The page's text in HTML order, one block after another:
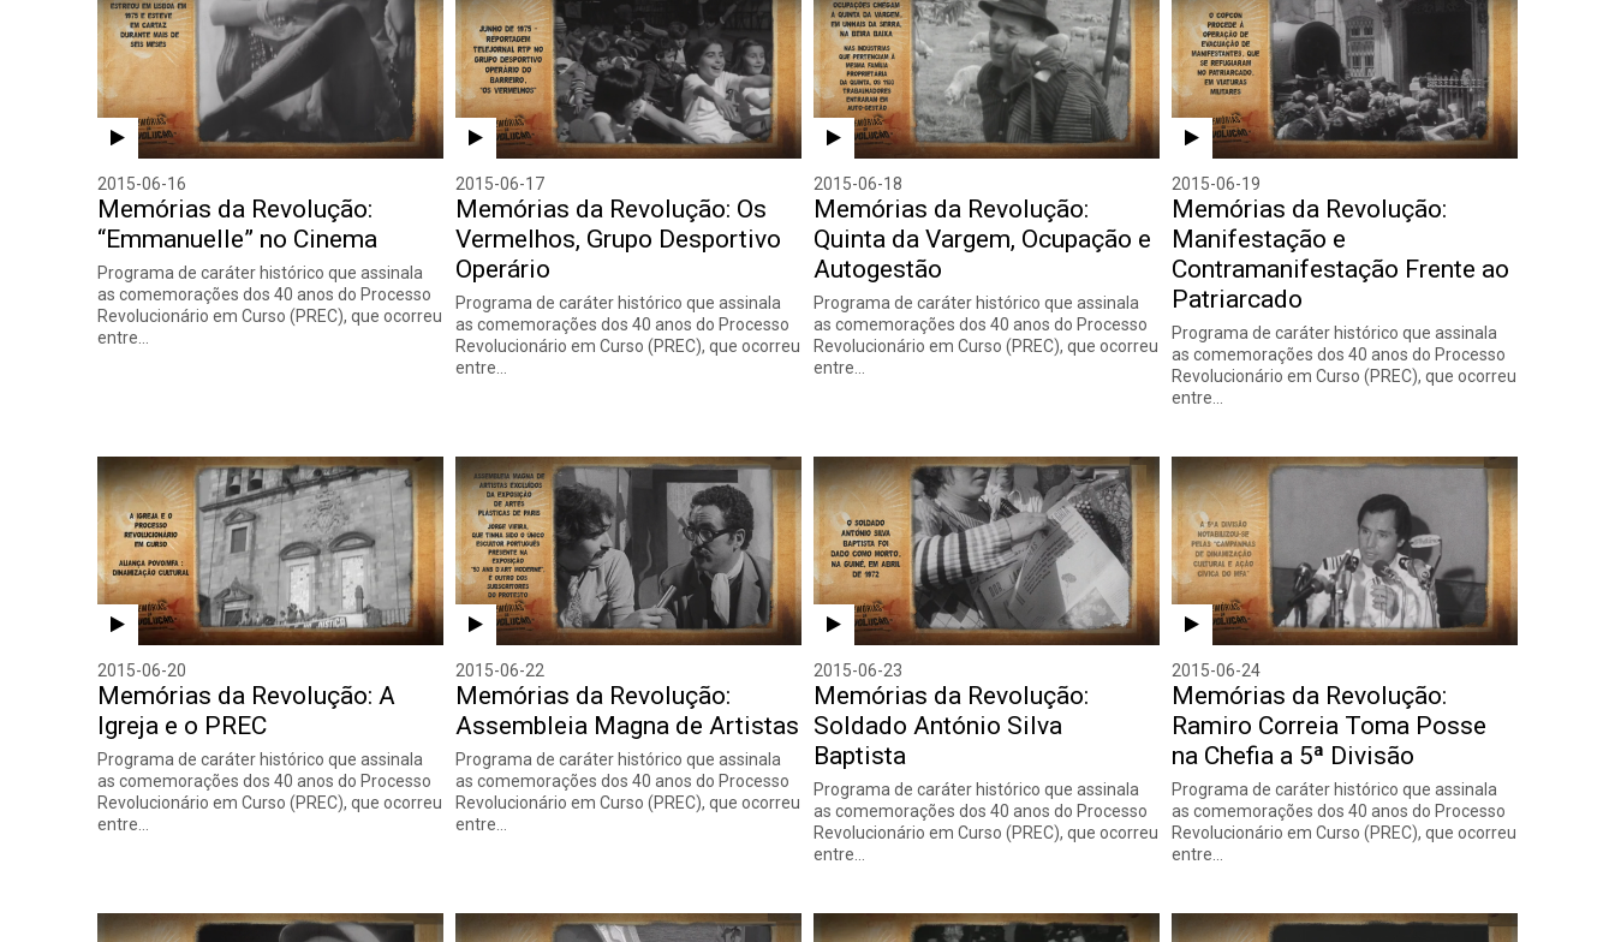
2015-06-16
Memórias da Revolução:
“Emmanuelle” no Cinema
Programa de caráter histórico que assinala
as comemorações dos 40 anos do Processo
Revolucionário em Curso (PREC), que ocorreu
entre…
2015-06-17
Memórias da Revolução: Os
Vermelhos, Grupo Desportivo
Operário
Programa de caráter histórico que assinala
as comemorações dos 40 anos do Processo
Revolucionário em Curso (PREC), que ocorreu
entre…
2015-06-18
Memórias da Revolução:
Quinta da Vargem, Ocupação e
Autogestão
Programa de caráter histórico que assinala
as comemorações dos 40 anos do Processo
Revolucionário em Curso (PREC), que ocorreu
entre…
2015-06-19
Memórias da Revolução:
Manifestação e
Contramanifestação Frente ao
Patriarcado
Programa de caráter histórico que assinala
as comemorações dos 40 anos do Processo
Revolucionário em Curso (PREC), que ocorreu
entre…
2015-06-20
Memórias da Revolução: A
Igreja e o PREC
Programa de caráter histórico que assinala
as comemorações dos 40 anos do Processo
Revolucionário em Curso (PREC), que ocorreu
entre…
2015-06-22
Memórias da Revolução:
Assembleia Magna de Artistas
Programa de caráter histórico que assinala
as comemorações dos 40 anos do Processo
Revolucionário em Curso (PREC), que ocorreu
entre…
2015-06-23
Memórias da Revolução:
Soldado António Silva
Baptista
Programa de caráter histórico que assinala
as comemorações dos 40 anos do Processo
Revolucionário em Curso (PREC), que ocorreu
entre…
2015-06-24
Memórias da Revolução:
Ramiro Correia Toma Posse
na Chefia a 5ª Divisão
Programa de caráter histórico que assinala
as comemorações dos 40 anos do Processo
Revolucionário em Curso (PREC), que ocorreu
entre…